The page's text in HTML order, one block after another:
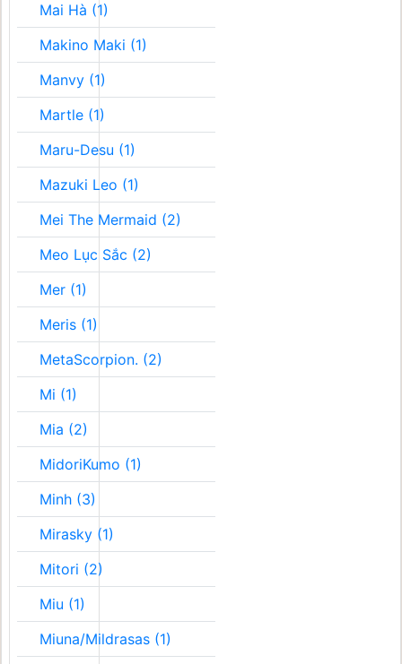
Mai Hà (1)
Makino Maki (1)
Manvy (1)
Martle (1)
Maru-Desu (1)
Mazuki Leo (1)
Mei The Mermaid (2)
Meo Lục Sắc (2)
Mer (1)
Meris (1)
MetaScorpion. (2)
Mi (1)
Mia (2)
MidoriKumo (1)
Minh (3)
Mirasky (1)
Mitori (2)
Miu (1)
Miuna/Mildrasas (1)